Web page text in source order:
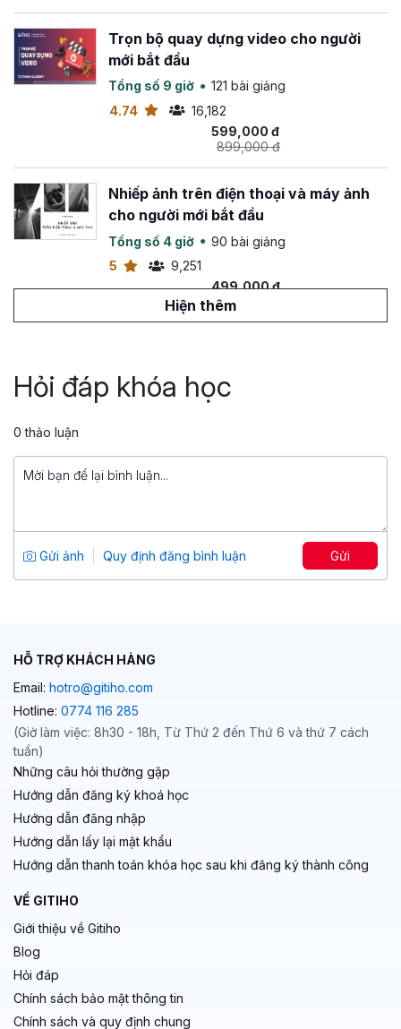
Trọn bộ quay dựng video cho người
mới bắt đầu
Tổng số 9 giờ
121 bài giảng
4.74
16,182
599,000 đ
899,000 đ
Nhiếp ảnh trên điện thoại và máy ảnh
cho người mới bắt đầu
Tổng số 4 giờ
90 bài giảng
5
9,251
499,000 đ
699,000 đ
Tổng số 22 giờ
96 bài giảng
1,899,000 đ
Tổng số 17 giờ
53 bài giảng
4.91
2,291
Hiện thêm
Hỏi đáp khóa học
0 thảo luận
Gửi ảnh Quy định đăng bình luận Gửi
HỖ TRỢ KHÁCH HÀNG
Email: hotro@gitiho.com
Hotline: 0774 116 285
(Giờ làm việc: 8h30 - 18h, Từ Thứ 2 đến Thứ 6 và thứ 7 cách
tuần)
Những câu hỏi thường gặp
Hướng dẫn đăng ký khoá học
Hướng dẫn đăng nhập
Hướng dẫn lấy lại mật khẩu
Hướng dẫn thanh toán khóa học sau khi đăng ký thành công
VỀ GITIHO
Giới thiệu về Gitiho
Blog
Hỏi đáp
Chính sách bảo mật thông tin
Chính sách và quy định chung